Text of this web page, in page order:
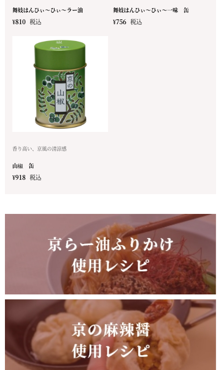
舞妓はんひぃ～ひぃ～ラー油
¥810 税込
舞妓はんひぃ～ひぃ～一味 缶
¥756 税込
香り高い、京風の清涼感
山椒 缶
¥918 税込